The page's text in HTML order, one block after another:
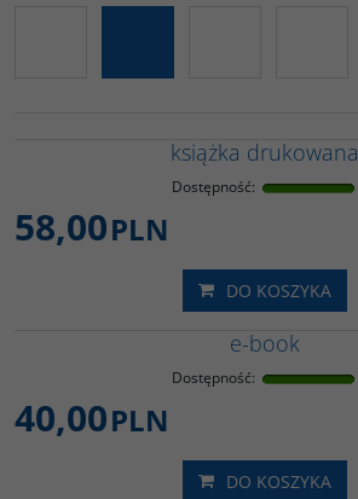
książka drukowana
Dostępność:
58,00PLN
DO KOSZYKA
e-book
Dostępność:
40,00PLN
DO KOSZYKA